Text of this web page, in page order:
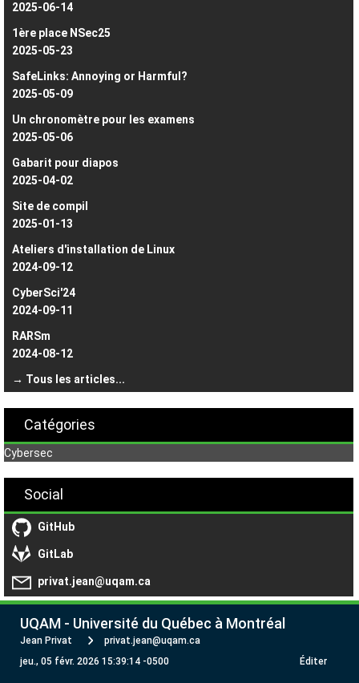
2025-06-14
1ère place NSec25
2025-05-23
SafeLinks: Annoying or Harmful?
2025-05-09
Un chronomètre pour les examens
2025-05-06
Gabarit pour diapos
2025-04-02
Site de compil
2025-01-13
Ateliers d'installation de Linux
2024-09-12
CyberSci'24
2024-09-11
RARSm
2024-08-12
→ Tous les articles...
Catégories
Cybersec
Social
GitHub
GitLab
privat.jean@uqam.ca
UQAM - Université du Québec à Montréal
Jean Privat
privat.jean@uqam.ca
jeu., 05 févr. 2026 15:39:14 -0500
Éditer